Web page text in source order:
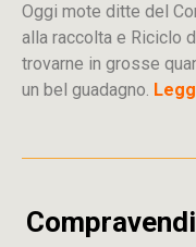
Oggi mote ditte del
alla raccolta e Riciclo
trovarne in grosse
un bel guadagno.